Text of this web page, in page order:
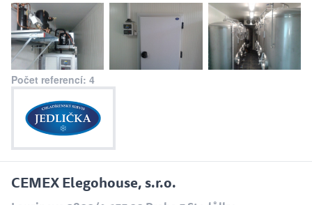
Počet referencí: 4
CEMEX Elegohouse, s.r.o.